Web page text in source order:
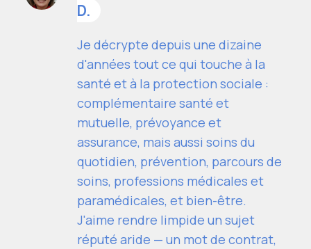
D.
Je décrypte depuis une dizaine
d'années tout ce qui touche à la
santé et à la protection sociale :
complémentaire santé et
mutuelle, prévoyance et
assurance, mais aussi soins du
quotidien, prévention, parcours de
soins, professions médicales et
paramédicales, et bien-être.
J'aime rendre limpide un sujet
réputé aride — un mot de contrat,